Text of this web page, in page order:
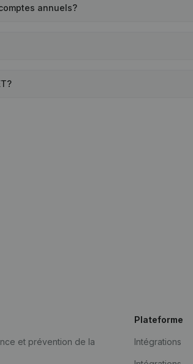
annuels?
et prévention de la
Plateforme
Intégrations